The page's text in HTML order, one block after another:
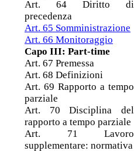
Art. 64 Diritto di
precedenza
Art. 65 Somministrazione
Art. 66 Monitoraggio
Capo III: Part-time
Art. 67 Premessa
Art. 68 Definizioni
Art. 69 Rapporto a tempo
parziale
Art. 70 Disciplina del
rapporto a tempo parziale
Art. 71 Lavoro
supplementare: normativa